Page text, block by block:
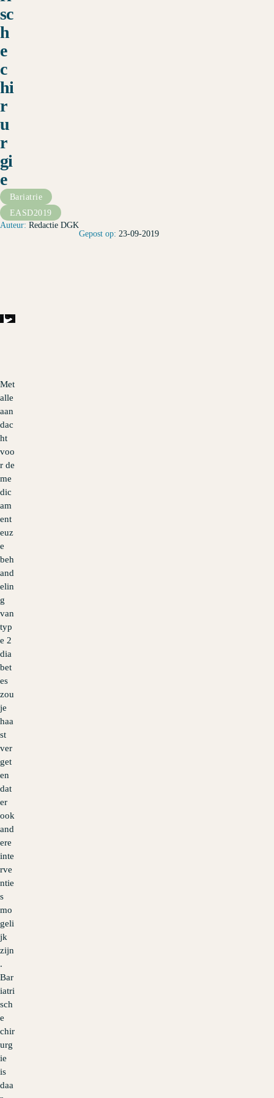
sc
h
e
c
hi
r
u
r
gi
e
Redactie DGK
23-09-2019
Bariatrie
EASD2019
Met
alle
aan
dac
ht
voo
r de
me
dic
am
ent
euz
e
beh
and
elin
g
van
typ
e 2
dia
bet
es
zou
je
haa
st
ver
get
en
dat
er
ook
and
ere
inte
rve
ntie
s
mo
geli
jk
zijn
.
Bar
iatri
sch
e
chir
urg
ie
is
daa